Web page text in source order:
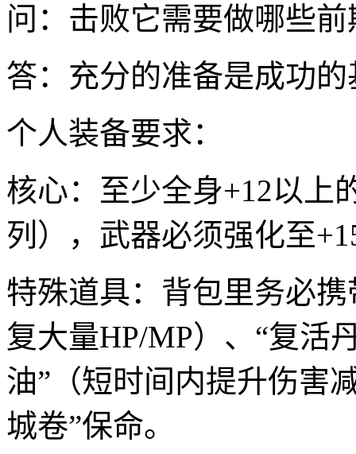
问：击败它需要做哪些
答：充分的准备是成功
个人装备要求：
核心：至少全身+12以上
列），武器必须强化至
特殊道具：背包里务必
复大量HP/MP）、“复活
油”（短时间内提升伤害
城卷”保命。